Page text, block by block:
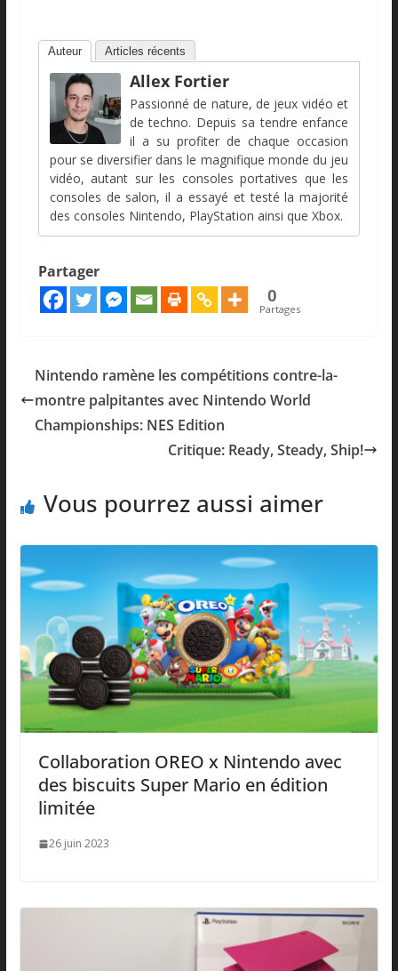
Auteur Articles récents
Allex Fortier
Passionné de nature, de jeux vidéo et
de techno. Depuis sa tendre enfance
il a su profiter de chaque occasion
pour se diversifier dans le magnifique monde du jeu
vidéo, autant sur les consoles portatives que les
consoles de salon, il a essayé et testé la majorité
des consoles Nintendo, PlayStation ainsi que Xbox.
Partager
0
Partages
Nintendo ramène les compétitions contre-la-
montre palpitantes avec Nintendo World
Championships: NES Edition
Critique: Ready, Steady, Ship!
Vous pourrez aussi aimer
Collaboration OREO x Nintendo avec
des biscuits Super Mario en édition
limitée
26 juin 2023